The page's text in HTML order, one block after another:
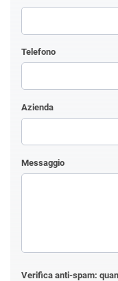
Telefono
Azienda
Messaggio
Verifica anti-spam: